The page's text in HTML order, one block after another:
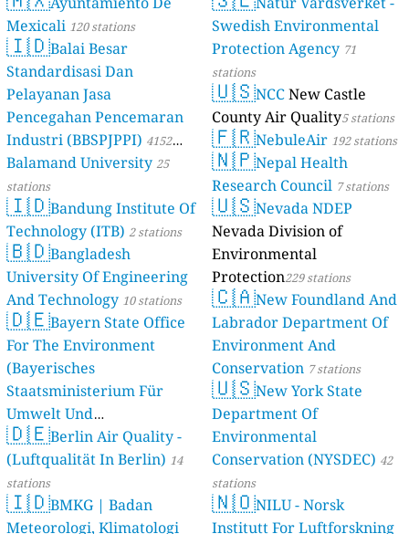
Mexicali 120 stations
🇮🇩Balai Besar
Standardisasi Dan
Pelayanan Jasa
Pencegahan Pencemaran
Industri (BBSPJPPI) 4152
stations
Balamand University25
stations
🇮🇩Bandung Institute Of
Technology (ITB) 2 stations
🇧🇩Bangladesh
University Of Engineering
And Technology 10 stations
🇩🇪Bayern State Office
For The Environment
(Bayerisches
Staatsministerium Für
Umwelt Und
Verbraucherschutz) - LfU
46 stations
🇩🇪Berlin Air Quality -
(Luftqualität In Berlin) 14
stations
🇮🇩BMKG | Badan
Meteorologi, Klimatologi
Swedish Environmental
Protection Agency 71
stations
🇺🇸NCCNew Castle
County Air Quality5 stations
🇫🇷NebuleAir 192 stations
🇳🇵Nepal Health
Research Council 7 stations
🇺🇸Nevada NDEP
Nevada Division of
Environmental
Protection229 stations
🇨🇦New Foundland And
Labrador Department Of
Environment And
Conservation 7 stations
🇺🇸New York State
Department Of
Environmental
Conservation (NYSDEC) 42
stations
🇳🇴NILU - Norsk
Institutt For Luftforskning